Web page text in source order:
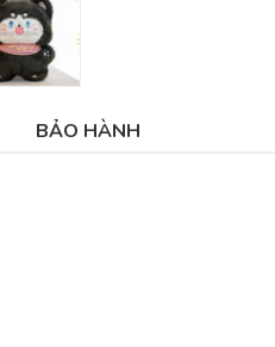
BẢO HÀNH